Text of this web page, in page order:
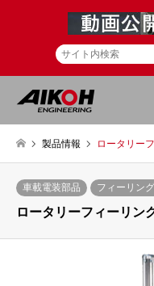
製品情報 ロータリー
車載電装部品 フィーリン
ロータリーフィーリン